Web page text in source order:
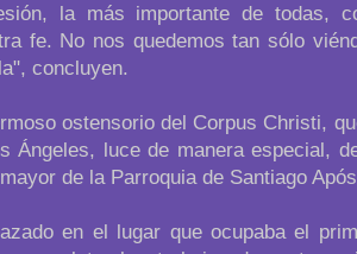
la más importante de todas,
fe. No nos quedemos tan sólo
concluyen.
ostensorio del Corpus Christi,
Ángeles, luce de manera especial,
de la Parroquia de Santiago
en el lugar que ocupaba el